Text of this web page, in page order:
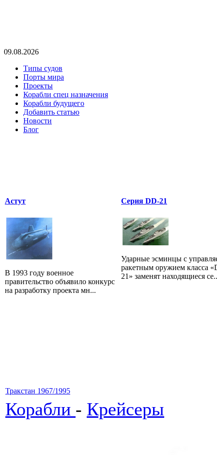
09.08.2026
Типы судов
Порты мира
Проекты
Корабли спец назначения
Корабли будущего
Добавить статью
Новости
Блог
Астут
В 1993 году военное
правительство объявило конкурс
на разработку проекта мн...
Серия DD-21
Ударные эсминцы с
ракетным оружием класса
21» заменят находящиеся
Тракстан 1967/1995
Корабли - Крейсеры